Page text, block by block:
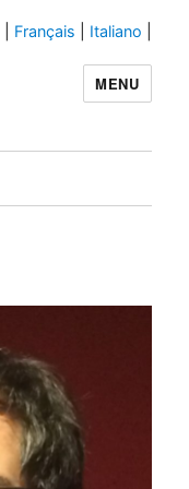
Français Italiano
MENU